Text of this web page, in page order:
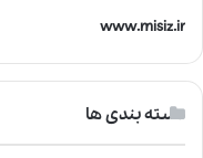
www.misiz.ir
دسته بندی ها